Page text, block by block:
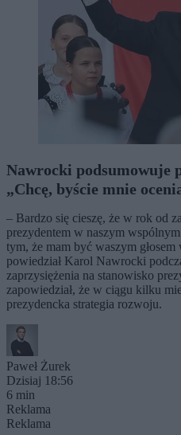
Nawrocki podsumowuje
„Chcę, byście mnie
– Bardzo się cieszę, że w rok od
prezydentem w naszym
tym, że mam być waszym głosem
powiedział Karol Nawrocki
zaprzysiężenia na stanowisko
zapowiedział, że w ciągu kilku
prezydencka strategia rozwoju.
Paweł Żurek
Dzisiaj 18:56
6 min
Reklama
Reklama